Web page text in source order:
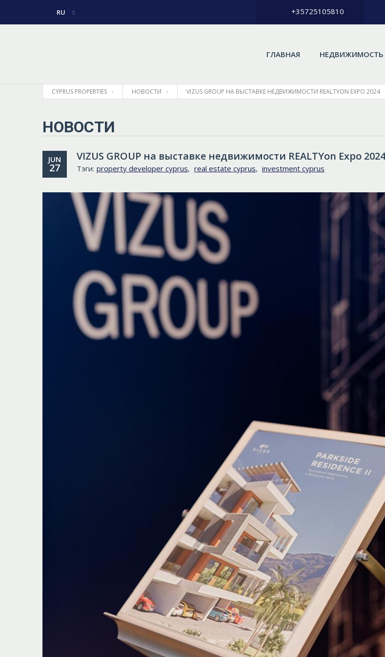
RU +35725105810
ГЛАВНАЯ НЕДВИЖИМОСТЬ
CYPRUS PROPERTIES НОВОСТИ VIZUS GROUP НА ВЫСТАВКЕ НЕДВИЖИМОСТИ REALTYON EXPO 2024
НОВОСТИ
JUN
27
VIZUS GROUP на выставке недвижимости REALTYon Expo 2024
Тэги: property developer cyprus, real estate cyprus, investment cyprus